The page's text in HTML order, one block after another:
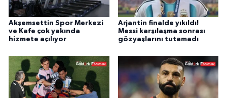
Akşemsettin Spor Merkezi
ve Kafe çok yakında
hizmete açılıyor
Arjantin finalde yıkıldı!
Messi karşılaşma sonrası
gözyaşlarını tutamadı